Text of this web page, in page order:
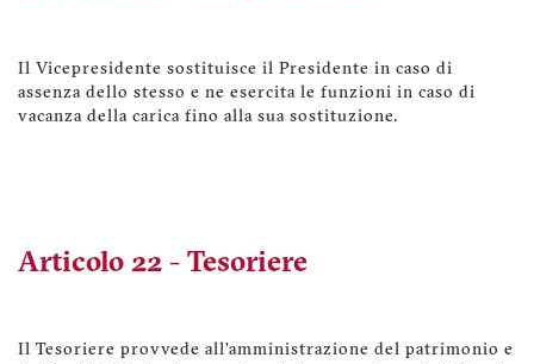
Il Vicepresidente sostituisce il Presidente in caso di
assenza dello stesso e ne esercita le funzioni in caso di
vacanza della carica fino alla sua sostituzione.
Articolo 22 - Tesoriere
Il Tesoriere provvede all’amministrazione del patrimonio e